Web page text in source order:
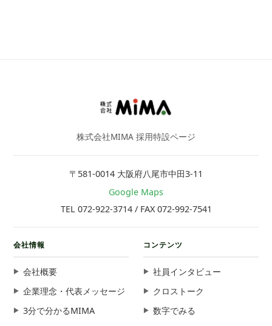
株式会社MIMA 採用特設ページ
〒581-0014 大阪府八尾市中田3-11
Google Maps
TEL 072-922-3714 / FAX 072-992-7541
会社情報
会社概要
企業理念・代表メッセージ
3分で分かるMIMA
コンテンツ
社員インタビュー
クロストーク
数字でみる